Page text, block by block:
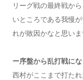
リーグ戦の最終戦か
いところである我慢
れが敗因かなと思いま
ー序盤から乱打戦に
西村がここまで打た